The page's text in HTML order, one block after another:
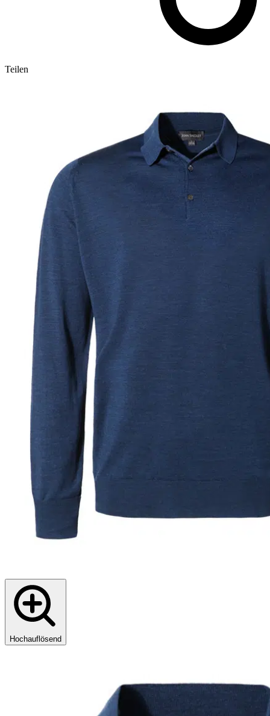
Teilen
Hochauflösend